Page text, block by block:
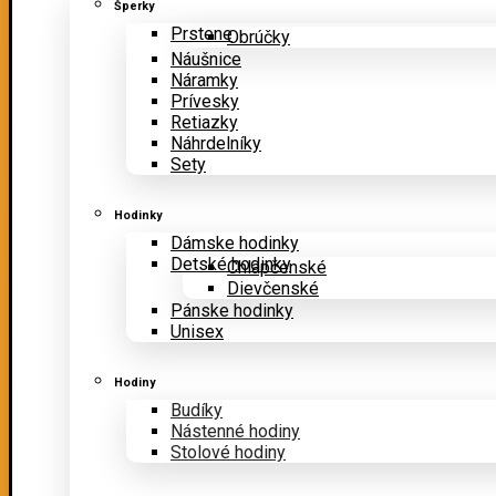
Šperky
PrsteneObrúčky
Náušnice
Náramky
Prívesky
Retiazky
Náhrdelníky
Sety
Hodinky
Dámske hodinky
Detské hodinky
Chlapčenské
Dievčenské
Pánske hodinky
Unisex
Hodiny
Budíky
Nástenné hodiny
Stolové hodiny